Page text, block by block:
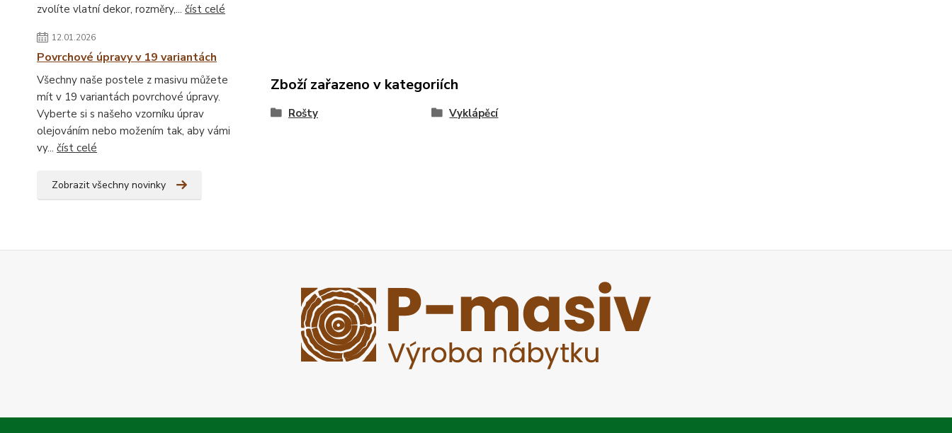
zvolíte vlatní dekor, rozměry,... číst celé
12.01.2026
Povrchové úpravy v 19 variantách
Všechny naše postele z masivu můžete
mít v 19 variantách povrchové úpravy.
Vyberte si s našeho vzorníku úprav
olejováním nebo možením tak, aby vámi
vy... číst celé
Zobrazit všechny novinky
Zboží zařazeno v kategoriích
Rošty Vyklápěcí